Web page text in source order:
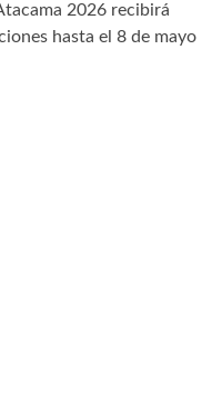
2026 recibirá
hasta el 8 de mayo